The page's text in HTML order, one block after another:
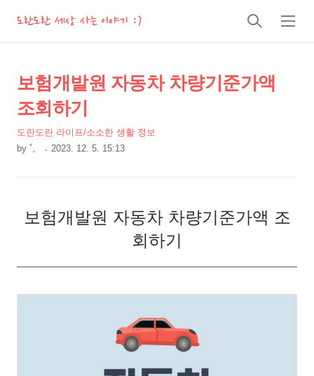
도란도란 세상 사는 이야기 :)
검
메
상
컨
텐
츠
본
제
목
보험개발원 자동차 차량기준가액
조회하기
도란도란 라이프/소소한 생활 정보
by ˚。 2023. 12. 5. 15:13
보험개발원 자동차 차량기준가액 조
회하기